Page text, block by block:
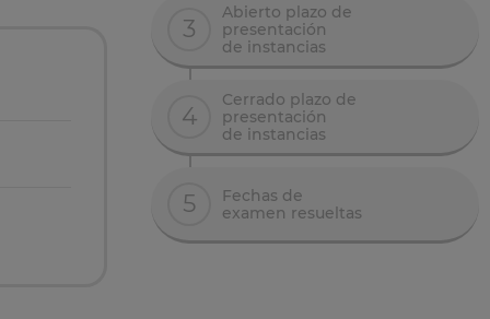
3
Abierto plazo de
presentación
de instancias
4
Cerrado plazo de
presentación
de instancias
5
Fechas de
examen resueltas